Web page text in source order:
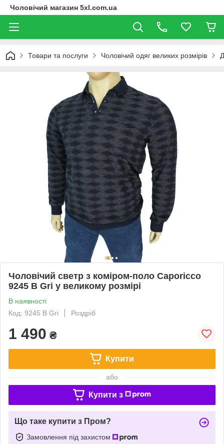
Чоловічий магазин 5xl.com.ua
Товари та послуги Чоловічий одяг великих розмірів
Чоловічий светр з коміром-поло Caporicco
9245 В Gri у великому розмірі
В наявності
Код: 9245 В Gri
Роздріб
1 490 ₴
Купити
або
Купити з
Що таке купити з Пром?
Замовлення під захистом